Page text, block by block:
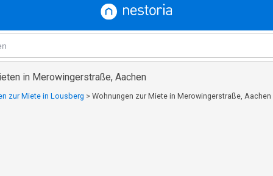
in Merowingerstraße, Aachen
zur Miete in Lousberg > Wohnungen zur Miete in Merowingerstraße, Aachen